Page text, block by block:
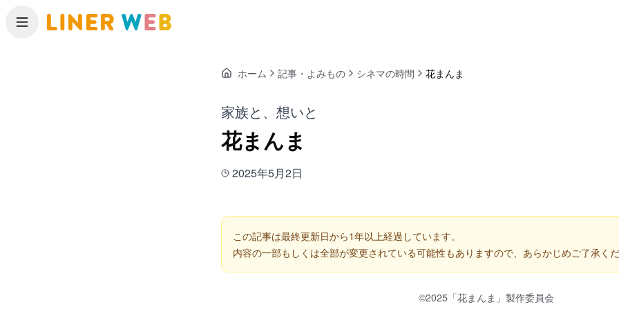
メニュー
ホーム 記事・よみもの シネマの時間 花まんま
家族と、想いと
花まんま
2025年5月2日
この記事は最終更新日から1年以上経過しています。
内容の一部もしくは全部が変更されている可能性もありますので、あらかじめご了承くだ
©2025「花まんま」製作委員会